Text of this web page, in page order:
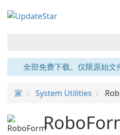
全部免费下载。仅限原始文
家 System Utilities